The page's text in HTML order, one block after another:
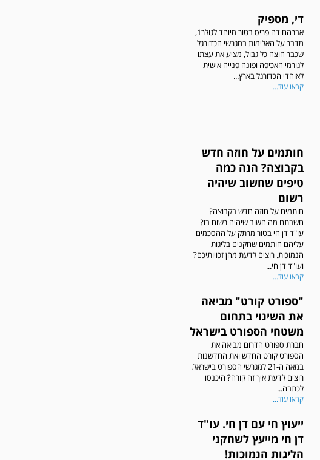
די, מספיק
אברהם דה פריס בטור מיוחד לגולר1,
מדבר על האלימות במגרשי הכדורגל
שכבר חוצה כל גבול, מציע את עצתו
לגורמי האכיפה ופונה פנייה אישית
לאוהדי הכדורגל בארץ...
קראו עוד...
חותמים על חוזה חדש
בקבוצה? הנה כמה
טיפים שחשוב שיהיה
רשום
חותמים על חוזה חדש בקבוצה?
חשבתם מה חשוב שיהיה רשום בו?
עו"ד דן חי בטור מרתק על ההסכמים
עליהם חותמים שחקנים בליגות
הנמוכות. רוצים לדעת מהן זכויותיכם?
ועו"ד דן חי...
קראו עוד...
"ספורט קורט" מביאה
את השינוי בתחום
משטחי הספורט בישראל
חברת ספורט הדרום מביאה את
הספורט קורט החדש ואת החדשנות
במאה ה-21 למגרשי הספורט בישראל.
רוצים לדעת איך זה קורה? היכנסו
לכתבה...
קראו עוד...
ייעוץ חי עם דן חי. עו"ד
דן חי מייעץ לשחקני
הליגות הנמוכות!